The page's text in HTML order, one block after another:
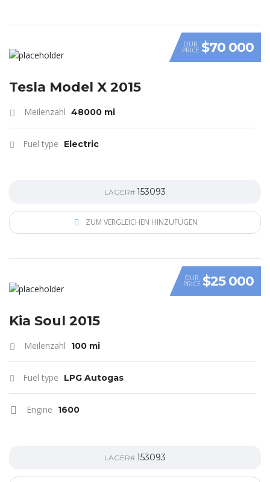
OUR
PRICE $70 000
Tesla Model X 2015
Meilenzahl 48000 mi
Fuel type Electric
LAGER# 153093
ZUM VERGLEICHEN HINZUFÜGEN
VIDEO
OUR
PRICE $25 000
Kia Soul 2015
Meilenzahl 100 mi
Fuel type LPG Autogas
Engine 1600
LAGER# 153093